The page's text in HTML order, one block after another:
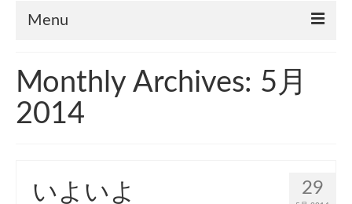
Menu
What’s Climbing?
キッズボルダリングスクール
Monthly Archives: 5月
2014
29
いよいよ